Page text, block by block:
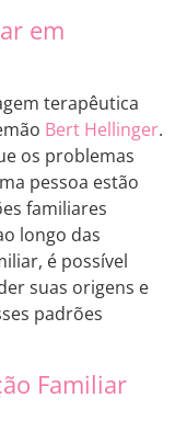
em
terapêutica
Bert Hellinger.
os problemas
pessoa estão
familiares
longo das
é possível
suas origens e
padrões
Familiar